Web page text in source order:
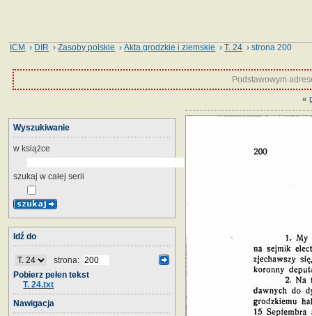
ICM › DIR ›Zasoby polskie ›Akta grodzkie i ziemskie ›T. 24 › strona 200
Podstawowym
«
Wyszukiwanie
w książce
szukaj w całej serii
Idź do
strona:
Pobierz pełen tekst
T. 24.txt
Nawigacja